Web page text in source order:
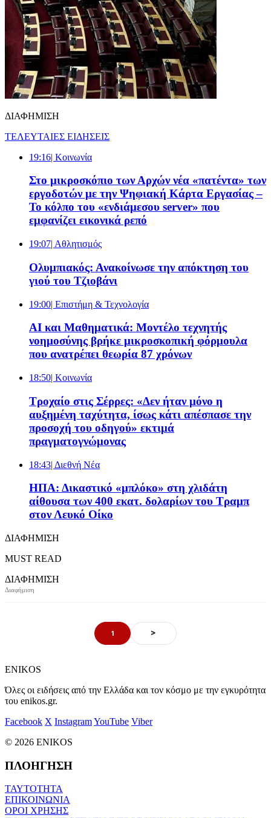
ΔΙΑΦΗΜΙΣΗ
ΤΕΛΕΥΤΑΙΕΣ ΕΙΔΗΣΕΙΣ
19:16| Κοινωνία
Στο μικροσκόπιο των Αρχών νέα «πατέντα» των
εργοδοτών με την Ψηφιακή Κάρτα Εργασίας –
Το κόλπο του «ενδιάμεσου server» που
εμφανίζει εικονικά ρεπό
19:07| Αθλητισμός
Ολυμπιακός: Ανακοίνωσε την απόκτηση του
γιού του Τζιοβάνι
19:00| Επιστήμη & Τεχνολογία
AI και Μαθηματικά: Μοντέλο τεχνητής
νοημοσύνης βρήκε μικροσκοπική φόρμουλα
που ανατρέπει θεωρία 87 χρόνων
18:50| Κοινωνία
Τροχαίο στις Σέρρες: «Δεν ήταν μόνο η
αυξημένη ταχύτητα, ίσως κάτι απέσπασε την
προσοχή του οδηγού» εκτιμά
πραγματογνώμονας
18:43| Διεθνή Νέα
ΗΠΑ: Δικαστικό «μπλόκο» στη χλιδάτη
αίθουσα των 400 εκατ. δολαρίων του Τραμπ
στον Λευκό Οίκο
ΔΙΑΦΗΜΙΣΗ
MUST READ
ΔΙΑΦΗΜΙΣΗ
1 >
ENIKOS
Όλες οι ειδήσεις από την Ελλάδα και τον κόσμο με την εγκυρότητα
του enikos.gr.
Facebook X InstagramYouTube Viber
© 2026 ENIKOS
ΠΛΟΗΓΗΣΗ
ΤΑΥΤΟΤΗΤΑ
ΕΠΙΚΟΙΝΩΝΙΑ
ΟΡΟΙ ΧΡΗΣΗΣ